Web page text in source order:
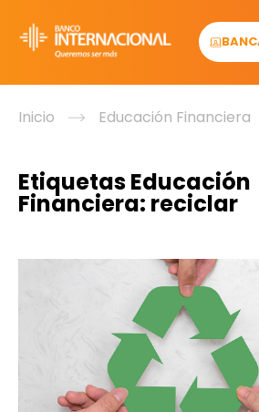
content
Inicio Educación Financiera
Etiquetas Educación
Financiera: reciclar